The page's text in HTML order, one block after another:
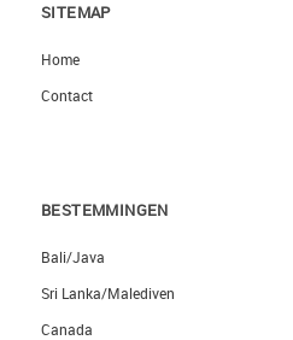
SITEMAP
Home
Contact
BESTEMMINGEN
Bali/Java
Sri Lanka/Malediven
Canada